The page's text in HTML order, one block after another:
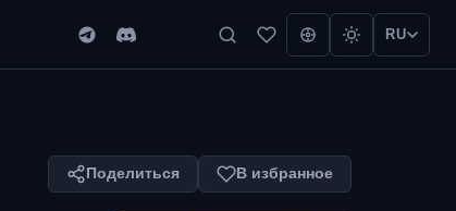
RU
Поделиться В избранное